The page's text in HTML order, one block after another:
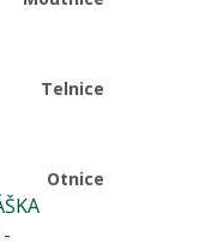
Telnice
Otnice